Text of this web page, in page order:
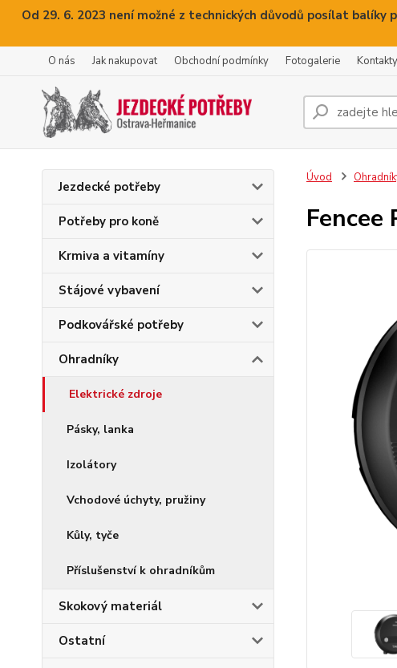
Od 29. 6. 2023 není možné z technických důvodů posílat
O nás Jak nakupovat Obchodní podmínky Fotogalerie Kontakty
Jezdecké potřeby
Potřeby pro koně
Krmiva a vitamíny
Stájové vybavení
Podkovářské potřeby
Ohradníky
Elektrické zdroje
Pásky, lanka
Izolátory
Vchodové úchyty, pružiny
Kůly, tyče
Příslušenství k ohradníkům
Skokový materiál
Ostatní
Úvod
Fencee